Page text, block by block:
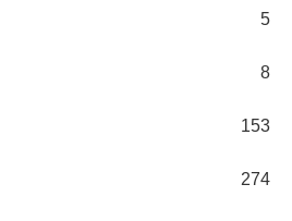
5
8
153
274